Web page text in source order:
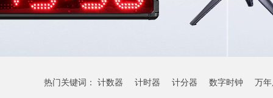
热门关键词： 计数器 计时器 计分器 数字时钟 万